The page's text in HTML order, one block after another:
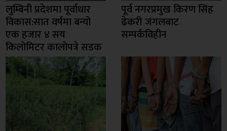
लुम्बिनी प्रदेशमा पूर्वाधार
विकास:सात वर्षमा बन्यो
एक हजार ४ सय
किलोमिटर कालोपत्रे सडक
पूर्व नगरप्रमुख किरण सिंह
ढेकरी जंगलबाट
सम्पर्कविहीन